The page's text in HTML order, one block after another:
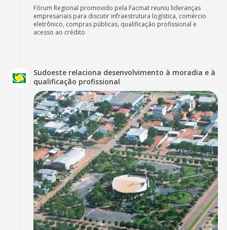
Fórum Regional promovido pela Facmat reuniu lideranças
empresariais para discutir infraestrutura logística, comércio
eletrônico, compras públicas, qualificação profissional e
acesso ao crédito
Sudoeste relaciona desenvolvimento à moradia e à
qualificação profissional